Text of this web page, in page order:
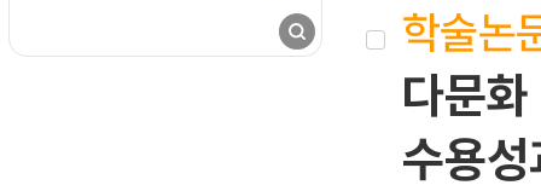
학술논
다문
수용